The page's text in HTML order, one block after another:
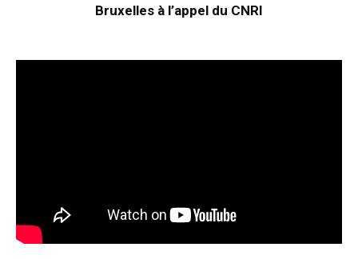
Bruxelles à l’appel du CNRI